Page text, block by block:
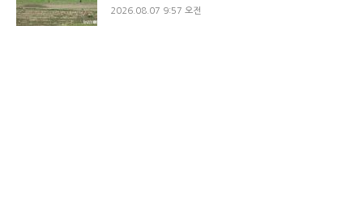
2026.08.07 9:57 오전